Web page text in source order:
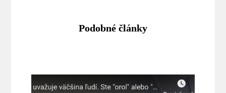
Podobné články